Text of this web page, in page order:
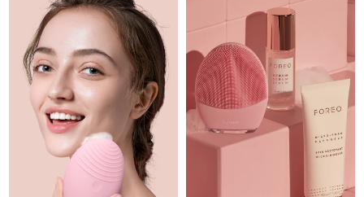
Nya Zeeland
Förväntad leverans
09/08/2026
Norge
Förväntad leverans
09/08/2026
Oman Förväntad leverans12/08/2026
Filippinerna Förväntad leverans 12/08/2026
Polen 10/08/2026